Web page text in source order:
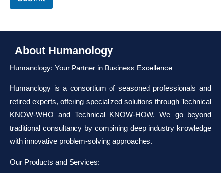
About Humanology
Humanology: Your Partner in Business Excellence
Humanology is a consortium of seasoned professionals and
retired experts, offering specialized solutions through Technical
KNOW-WHO and Technical KNOW-HOW. We go beyond
traditional consultancy by combining deep industry knowledge
with innovative problem-solving approaches.
Our Products and Services: